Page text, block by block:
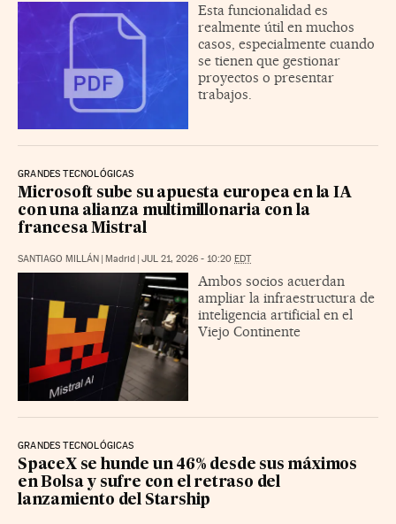
Esta funcionalidad es
realmente útil en muchos
casos, especialmente cuando
se tienen que gestionar
proyectos o presentar
trabajos.
GRANDES TECNOLÓGICAS
Microsoft sube su apuesta europea en la IA
con una alianza multimillonaria con la
francesa Mistral
SANTIAGO MILLÁN Madrid JUL 21, 2026 - 10:20 EDT
Ambos socios acuerdan
ampliar la infraestructura de
inteligencia artificial en el
Viejo Continente
GRANDES TECNOLÓGICAS
SpaceX se hunde un 46% desde sus máximos
en Bolsa y sufre con el retraso del
lanzamiento del Starship